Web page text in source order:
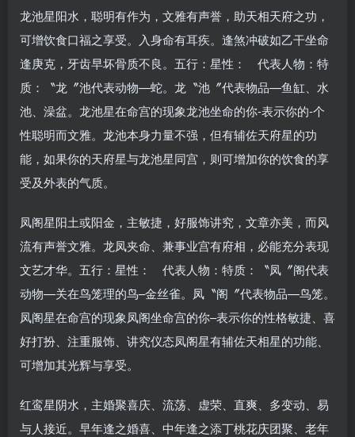
龙池星阳水，聪明有作为，文雅有声誉，助天相天府之功，
可增饮食口福之享受。入身命有耳疾。逢煞冲破如乙干坐命
逢庚克，牙齿早坏骨质不良。五行：星性： 代表人物：特
质：〝龙〞池代表动物—蛇。龙〝池〞代表物品—鱼缸、水
池、澡盆。龙池星在命宫的现象龙池坐命的你-表示你的-个
性聪明而文雅。龙池本身力量不强，但有辅佐天府星的功
能，如果你的天府星与龙池星同宫，则可增加你的饮食的享
受及外表的气质。
凤阁星阳土或阳金，主敏捷，好服饰讲究，文章亦美，而风
流有声誉文雅。龙凤夹命、兼事业宫有府相，必能充分表现
文艺才华。五行：星性： 代表人物：特质：〝凤〞阁代表
动物—关在鸟笼理的鸟–金丝雀。凤〝阁〞代表物品—鸟笼。
凤阁星在命宫的现象凤阁坐命宫的你–表示你的性格敏捷、喜
好打扮、注重服饰、讲究仪态凤阁星有辅佐天相星的功能、
可增加其光辉与享受。
红鸾星阴水，主婚聚喜庆、流荡、虚荣、直爽、多变动、易
与人接近。早年逢之婚喜、中年逢之添丁桃花庆团聚、老年